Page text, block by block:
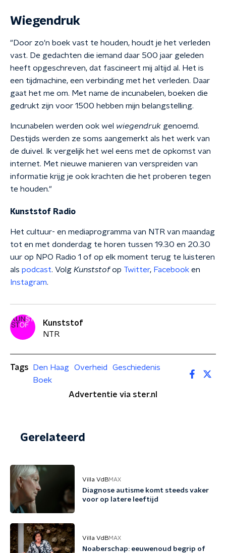
Wiegendruk
"Door zo'n boek vast te houden, houdt je het verleden
vast. De gedachten die iemand daar 500 jaar geleden
heeft opgeschreven, dat fascineert mij altijd al. Het is
een tijdmachine, een verbinding met het verleden. Daar
gaat het me om. Met name de incunabelen, boeken die
gedrukt zijn voor 1500 hebben mijn belangstelling.
Incunabelen werden ook wel wiegendruk genoemd.
Destijds werden ze soms aangemerkt als het werk van
de duivel. Ik vergelijk het wel eens met de opkomst van
internet. Met nieuwe manieren van verspreiden van
informatie krijg je ook krachten die het proberen tegen
te houden."
Kunststof Radio
Het cultuur- en mediaprogramma van NTR van maandag
tot en met donderdag te horen tussen 19.30 en 20.30
uur op NPO Radio 1 of op elk moment terug te luisteren
als podcast. Volg Kunststofop Twitter, Facebook en
Instagram.
Kunststof
NTR
Tags Den Haag Overheid
Geschiedenis
Boek
Advertentie via ster.nl
Gerelateerd
Villa VdBMAX
Diagnose autisme komt steeds vaker
voor op latere leeftijd
Villa VdBMAX
Noaberschap: eeuwenoud begrip of